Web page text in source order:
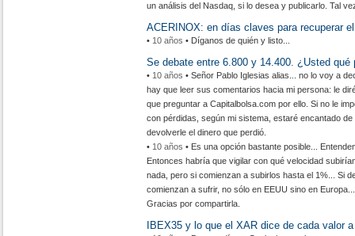
un análisis del Nasdaq, si lo desea y publicarlo. Tal
ACERINOX: en días claves para recuperar
• 10 años • Díganos de quién y listo...
Se debate entre 6.800 y 14.400. ¿Usted
• 10 años • Señor Pablo Iglesias alias... no lo voy a
hay que leer sus comentarios hacia mi persona: le
que preguntar a Capitalbolsa.com por ello. Si no le
con pérdidas, según mi sistema, estaré encantado
devolverle el dinero que perdió.
• 10 años • Es una opción bastante posible...
Entonces habría que vigilar con qué velocidad
nada, pero si comienzan a subirlos hasta el 1%... Si
comienzan a sufrir, no sólo en EEUU sino en
Gracias por compartirla.
IBEX35 y lo que el XAR dice de cada valor